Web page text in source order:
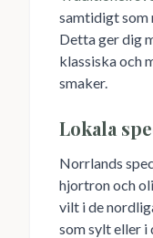
samtidigt som
Detta ger dig
klassiska och
smaker.
Lokala
Norrlands
hjortron och
vilt i de
som sylt eller i